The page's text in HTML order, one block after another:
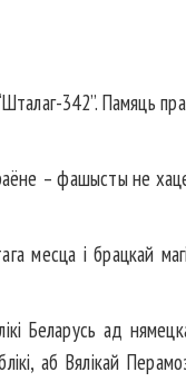
342”. Памяць
– фашысты не
месца і брацкай
Беларусь ад
аб Вялікай